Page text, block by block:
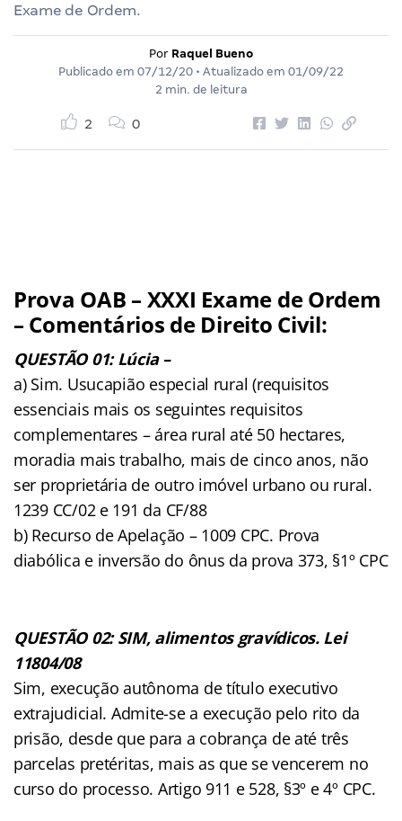
Exame de Ordem.
Por Raquel Bueno
Publicado em 07/12/20 • Atualizado em 01/09/22
2 min. de leitura
2 0
Prova OAB – XXXI Exame de Ordem
– Comentários de Direito Civil:
QUESTÃO 01: Lúcia –
a) Sim. Usucapião especial rural (requisitos
essenciais mais os seguintes requisitos
complementares – área rural até 50 hectares,
moradia mais trabalho, mais de cinco anos, não
ser proprietária de outro imóvel urbano ou rural.
1239 CC/02 e 191 da CF/88
b) Recurso de Apelação – 1009 CPC. Prova
diabólica e inversão do ônus da prova 373, §1º CPC
QUESTÃO 02: SIM, alimentos gravídicos. Lei
11804/08
Sim, execução autônoma de título executivo
extrajudicial. Admite-se a execução pelo rito da
prisão, desde que para a cobrança de até três
parcelas pretéritas, mais as que se vencerem no
curso do processo. Artigo 911 e 528, §3º e 4º CPC.